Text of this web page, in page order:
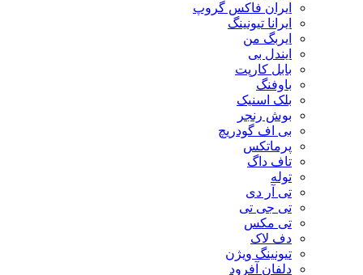
ایران فاکس گروپ
ایرانا تیونینگ
ایربگ من
ایندل بی
بابل کارپت
باوفنگ
بلک اسنیک
بوش رنجر
بی اف گودریچ
پرماتکس
تاف داگ
توله
تی آر دی
تی جی تی
تی مکس
دف لاک
تیونینگ ویژن
دلفان آفرود